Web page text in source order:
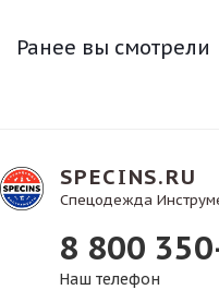
Ранее вы смотрели
SPECINS.RU
Спецодежда
8 800
Наш телефон